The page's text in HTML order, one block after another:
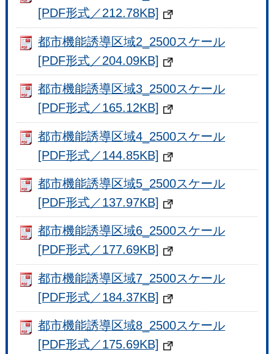
[PDF形式／212.78KB]
都市機能誘導区域2_2500スケール
[PDF形式／204.09KB]
都市機能誘導区域3_2500スケール
[PDF形式／165.12KB]
都市機能誘導区域4_2500スケール
[PDF形式／144.85KB]
都市機能誘導区域5_2500スケール
[PDF形式／137.97KB]
都市機能誘導区域6_2500スケール
[PDF形式／177.69KB]
都市機能誘導区域7_2500スケール
[PDF形式／184.37KB]
都市機能誘導区域8_2500スケール
[PDF形式／175.69KB]